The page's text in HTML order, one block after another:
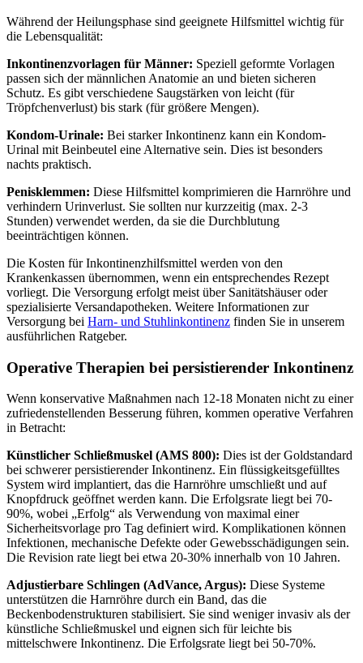
Während der Heilungsphase sind geeignete Hilfsmittel wichtig für
die Lebensqualität:
Inkontinenzvorlagen für Männer: Speziell geformte Vorlagen
passen sich der männlichen Anatomie an und bieten sicheren
Schutz. Es gibt verschiedene Saugstärken von leicht (für
Tröpfchenverlust) bis stark (für größere Mengen).
Kondom-Urinale: Bei starker Inkontinenz kann ein Kondom-
Urinal mit Beinbeutel eine Alternative sein. Dies ist besonders
nachts praktisch.
Penisklemmen: Diese Hilfsmittel komprimieren die Harnröhre und
verhindern Urinverlust. Sie sollten nur kurzzeitig (max. 2-3
Stunden) verwendet werden, da sie die Durchblutung
beeinträchtigen können.
Die Kosten für Inkontinenzhilfsmittel werden von den
Krankenkassen übernommen, wenn ein entsprechendes Rezept
vorliegt. Die Versorgung erfolgt meist über Sanitätshäuser oder
spezialisierte Versandapotheken. Weitere Informationen zur
Versorgung bei Harn- und Stuhlinkontinenz finden Sie in unserem
ausführlichen Ratgeber.
Operative Therapien bei persistierender Inkontinenz
Wenn konservative Maßnahmen nach 12-18 Monaten nicht zu einer
zufriedenstellenden Besserung führen, kommen operative Verfahren
in Betracht:
Künstlicher Schließmuskel (AMS 800): Dies ist der Goldstandard
bei schwerer persistierender Inkontinenz. Ein flüssigkeitsgefülltes
System wird implantiert, das die Harnröhre umschließt und auf
Knopfdruck geöffnet werden kann. Die Erfolgsrate liegt bei 70-
90%, wobei „Erfolg“ als Verwendung von maximal einer
Sicherheitsvorlage pro Tag definiert wird. Komplikationen können
Infektionen, mechanische Defekte oder Gewebsschädigungen sein.
Die Revision rate liegt bei etwa 20-30% innerhalb von 10 Jahren.
Adjustierbare Schlingen (AdVance, Argus): Diese Systeme
unterstützen die Harnröhre durch ein Band, das die
Beckenbodenstrukturen stabilisiert. Sie sind weniger invasiv als der
künstliche Schließmuskel und eignen sich für leichte bis
mittelschwere Inkontinenz. Die Erfolgsrate liegt bei 50-70%.